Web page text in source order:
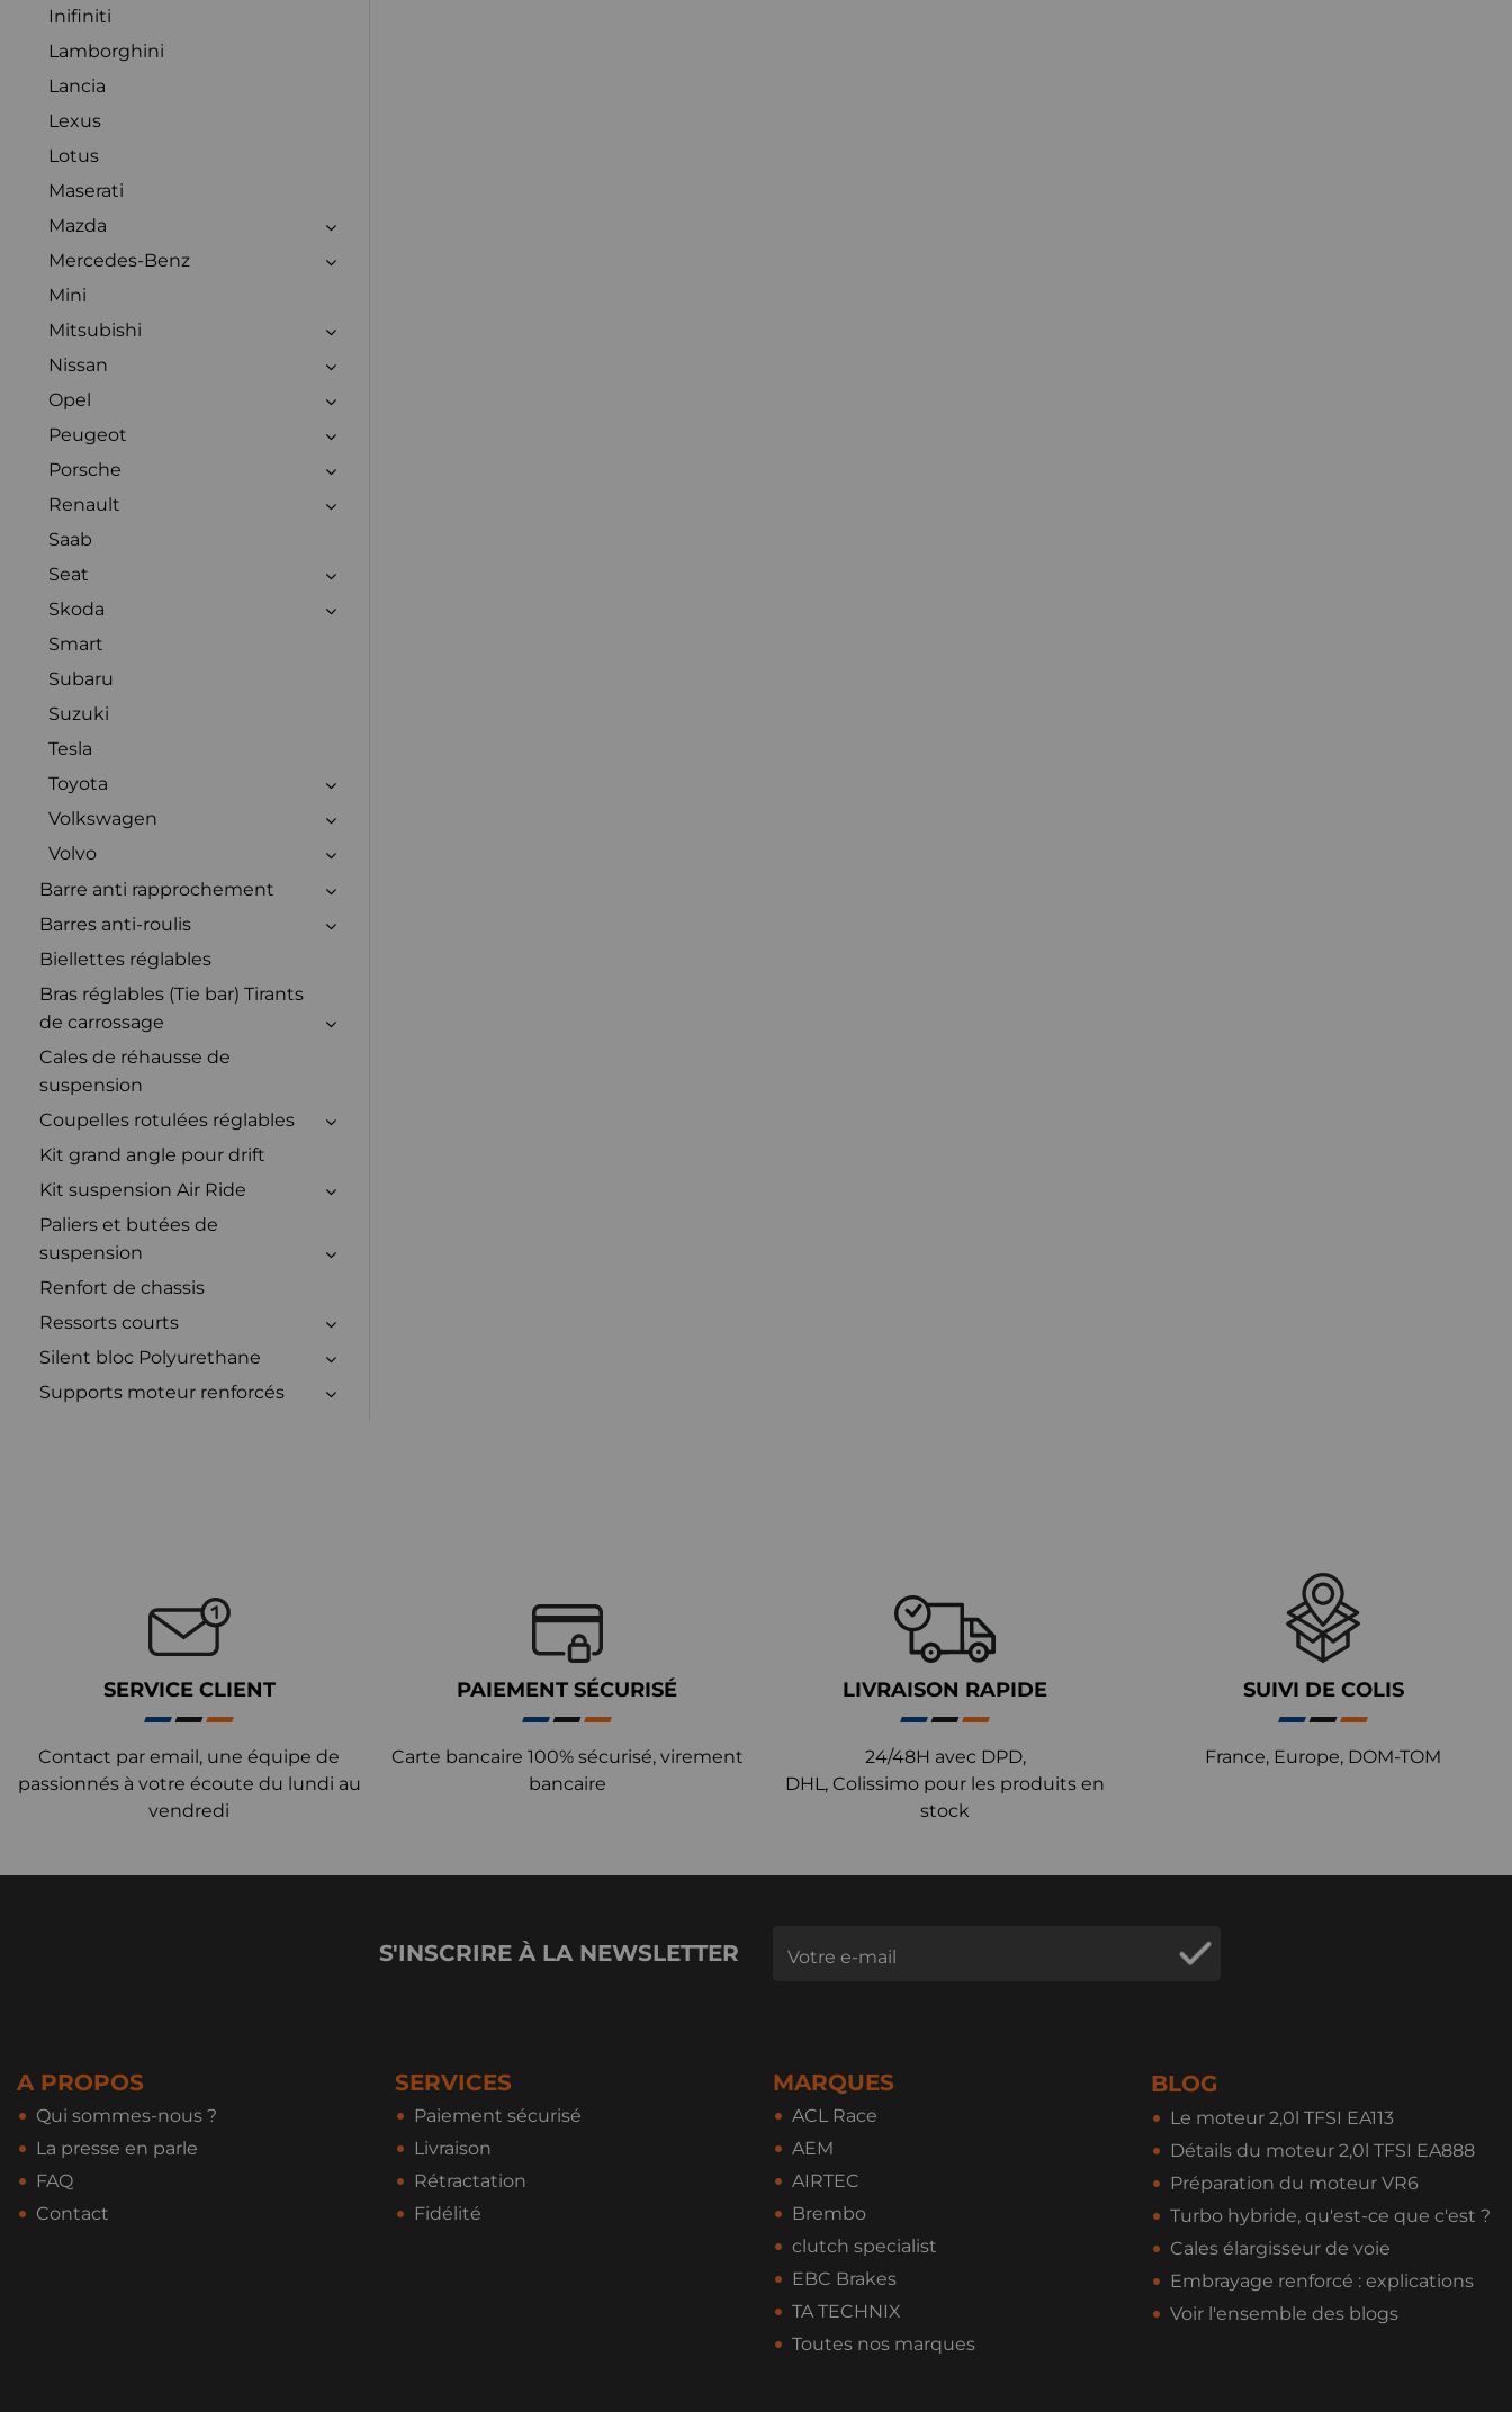
Inifiniti
Lamborghini
Lancia
Lexus
Lotus
Maserati
Mazda
Mercedes-Benz
Mini
Mitsubishi
Nissan
Opel
Peugeot
Porsche
Renault
Saab
Seat
Skoda
Smart
Subaru
Suzuki
Tesla
Toyota
Volkswagen
Volvo
Barre anti rapprochement
Barres anti-roulis
Biellettes réglables
Bras réglables (Tie bar) Tirants
de carrossage
Cales de réhausse de
suspension
Coupelles rotulées réglables
Kit grand angle pour drift
Kit suspension Air Ride
Paliers et butées de
suspension
Renfort de chassis
Ressorts courts
Silent bloc Polyurethane
Supports moteur renforcés
SERVICE CLIENT
Contact par email, une équipe de
passionnés à votre écoute du lundi au
vendredi
PAIEMENT SÉCURISÉ
Carte bancaire 100% sécurisé, virement
bancaire
LIVRAISON RAPIDE
24/48H avec DPD,
DHL, Colissimo pour les produits en
stock
SUIVI DE COLIS
France, Europe, DOM-TOM
S'INSCRIRE À LA NEWSLETTER
A PROPOS
Qui sommes-nous ?
La presse en parle
FAQ
Contact
SERVICES
Paiement sécurisé
Livraison
Rétractation
Fidélité
MARQUES
ACL Race
AEM
AIRTEC
Brembo
clutch specialist
EBC Brakes
TA TECHNIX
Toutes nos marques
BLOG
Le moteur 2,0l TFSI EA113
Détails du moteur 2,0l TFSI EA888
Préparation du moteur VR6
Turbo hybride, qu'est-ce que c'est ?
Cales élargisseur de voie
Embrayage renforcé : explications
Voir l'ensemble des blogs